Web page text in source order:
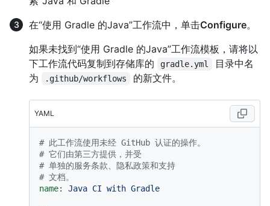
在“使用 Gradle 的Java”工作流中，单击Configure。
如果未找到“使用 Gradle 的Java”工作流模板，请将以
下工作流代码复制到存储库的
gradle.yml
目录中名
为
.github/workflows 的新文件。
YAML
# 此工作流使用未经 GitHub 认证的操作。
# 它们由第三方提供，并受
# 单独的服务条款、隐私政策和支持
# 文档。
name:
Java CI with Gradle